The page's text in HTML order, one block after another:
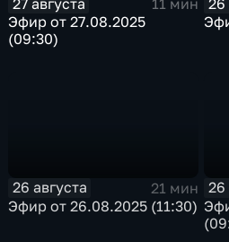
11 мин
Эфир от 27.08.2025
(09:30)
26 августа
21 мин
Эфир от 26.08.2025 (11:30)
26